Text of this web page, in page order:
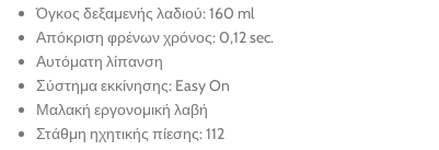
Όγκος δεξαμενής λαδιού: 160 ml
Απόκριση φρένων χρόνος: 0,12 sec.
Αυτόματη λίπανση
Σύστημα εκκίνησης: Easy On
Μαλακή εργονομική λαβή
Στάθμη ηχητικής πίεσης: 112